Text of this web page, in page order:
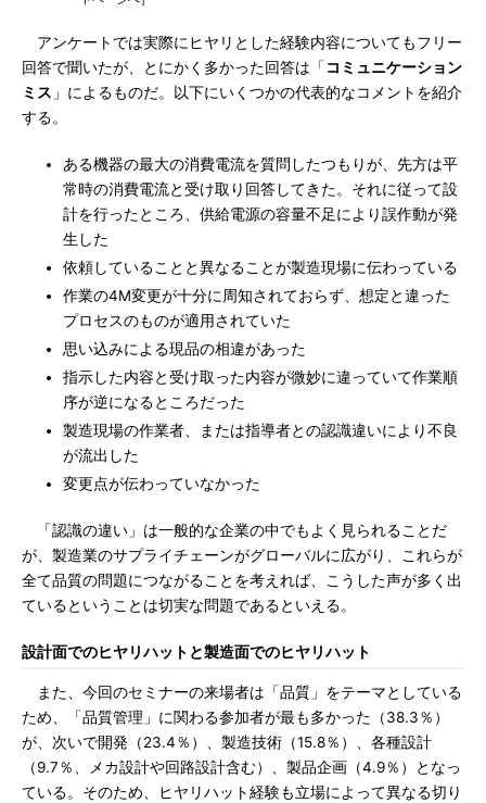
アンケートでは実際にヒヤリとした経験内容についてもフリー
回答で聞いたが、とにかく多かった回答は「 コミュニケーション
ミス 」によるものだ。以下にいくつかの代表的なコメントを紹介
する。
ある機器の最大の消費電流を質問したつもりが、先方は平
常時の消費電流と受け取り回答してきた。それに従って設
計を行ったところ、供給電源の容量不足により誤作動が発
生した
依頼していることと異なることが製造現場に伝わっている
作業の4M変更が十分に周知されておらず、想定と違った
プロセスのものが適用されていた
思い込みによる現品の相違があった
指示した内容と受け取った内容が微妙に違っていて作業順
序が逆になるところだった
製造現場の作業者、または指導者との認識違いにより不良
が流出した
変更点が伝わっていなかった
「認識の違い」は一般的な企業の中でもよく見られることだ
が、製造業のサプライチェーンがグローバルに広がり、これらが
全て品質の問題につながることを考えれば、こうした声が多く出
ているということは切実な問題であるといえる。
設計面でのヒヤリハットと製造面でのヒヤリハット
また、今回のセミナーの来場者は「品質」をテーマとしている
ため、「品質管理」に関わる参加者が最も多かった（38.3％）
が、次いで開発（23.4％）、製造技術（15.8％）、各種設計
（9.7％、メカ設計や回路設計含む）、製品企画（4.9％）となっ
ている。そのため、ヒヤリハット経験も立場によって異なる切り